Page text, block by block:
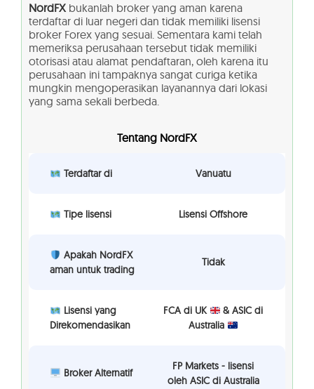
NordFX bukanlah broker yang aman karena
terdaftar di luar negeri dan tidak memiliki lisensi
broker Forex yang sesuai. Sementara kami telah
memeriksa perusahaan tersebut tidak memiliki
otorisasi atau alamat pendaftaran, oleh karena itu
perusahaan ini tampaknya sangat curiga ketika
mungkin mengoperasikan layanannya dari lokasi
yang sama sekali berbeda.
Tentang NordFX
Terdaftar di Vanuatu
Tipe lisensi Lisensi Offshore
Apakah NordFX
aman untuk trading
Tidak
Lisensi yang
Direkomendasikan
FCA di UK
& ASIC di
Australia
Broker Alternatif
FP Markets - lisensi
oleh ASIC di Australia